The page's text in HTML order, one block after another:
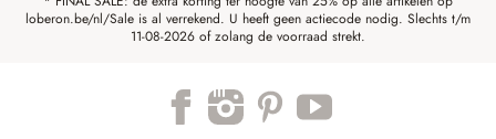
loberon.be/nl/Sale is al verrekend. U heeft geen actiecode nodig. Slechts t/m
11-08-2026 of zolang de voorraad strekt.